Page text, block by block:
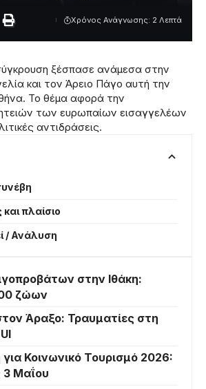
Χρόνος Ανάγνωσης: 2 Λεπτά
ξέσπασε ανάμεσα στην
και τον Άρειο Πάγο αυτή την
Το θέμα αφορά την
των ευρωπαίων εισαγγελέων
αντιδράσεις.
πλαίσιο
/ Ανάλυση
στην Ιθάκη:
ζώων
Άραξο: Τραυματίες στη
Κοινωνικό Τουρισμό 2026:
3 Μαΐου